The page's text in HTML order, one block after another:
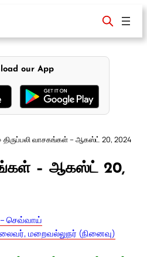
our App
திருப்பலி வாசகங்கள் – ஆகஸ்ட் 20, 2024
– ஆகஸ்ட் 20,
செவ்வாய்
மறைவல்லுநர் (நினைவு)